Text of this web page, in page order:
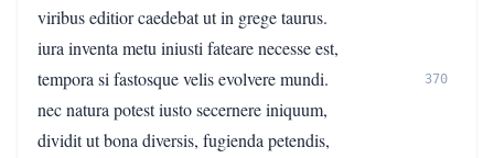
viribus editior caedebat ut in grege taurus.
iura inventa metu iniusti fateare necesse est,
tempora si fastosque velis evolvere mundi.
370
nec natura potest iusto secernere iniquum,
dividit ut bona diversis, fugienda petendis,